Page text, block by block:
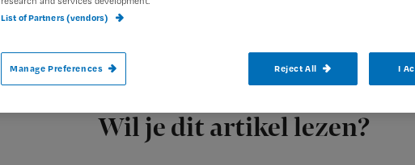
Registreren
Wil je dit artikel lezen?
het niet kan?
List of Partners (vendors)
Manage Preferences Reject All I